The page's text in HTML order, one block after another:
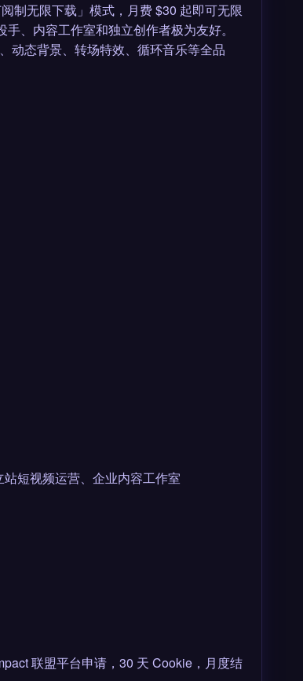
制无限下载」模式，月费 $30 起即可无限
、内容工作室和独立创作者极为友好。
动态背景、转场特效、循环音乐等全品
短视频运营、企业内容工作室
联盟平台申请，30 天 Cookie，月度结